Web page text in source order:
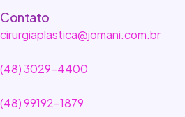
Contato
cirurgiaplastica@jomani.com.br
(48) 3029-4400
(48) 99192-1879